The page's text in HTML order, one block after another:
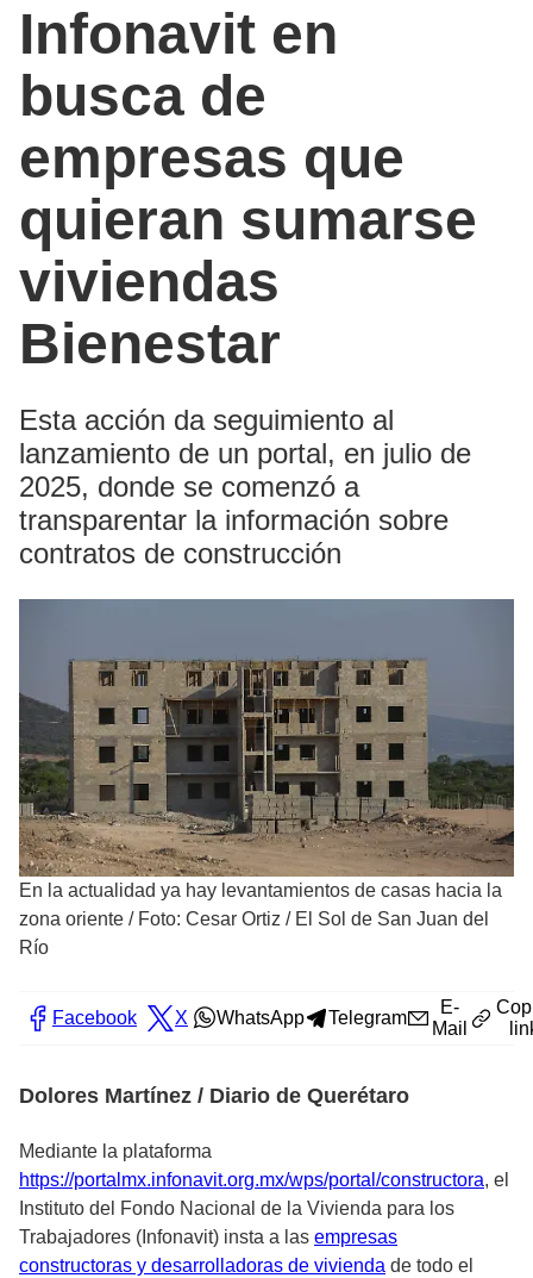
Infonavit en
busca de
empresas que
quieran sumarse
viviendas
Bienestar
Esta acción da seguimiento al
lanzamiento de un portal, en julio de
2025, donde se comenzó a
transparentar la información sobre
contratos de construcción
En la actualidad ya hay levantamientos de casas hacia la
zona oriente / Foto: Cesar Ortiz / El Sol de San Juan del
Río
Facebook X WhatsApp Telegram
E-
Mail
Dolores Martínez / Diario de Querétaro
Mediante la plataforma
https://portalmx.infonavit.org.mx/wps/portal/constructora, el
Instituto del Fondo Nacional de la Vivienda para los
Trabajadores (Infonavit) insta a las empresas
constructoras y desarrolladoras de vivienda de todo el